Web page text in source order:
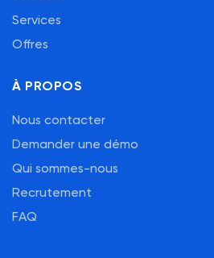
Services
Offres
À PROPOS
Nous contacter
Demander une démo
Qui sommes-nous
Recrutement
FAQ